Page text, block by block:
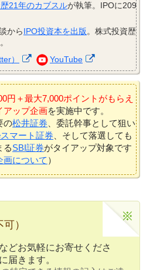
21年のカブスルが執筆。IPOに209
からIPO投資本を出版。株式投資歴
） YouTube
円＋最大7,000ポイントがもらえ
アップ企画を実施中です。
の松井証券 、委託幹事として狙い
マート証券 、そして落選しても
るSBI証券がタイアップ対象です
画について ）
）
どお気軽にお寄せくださ
届きます。